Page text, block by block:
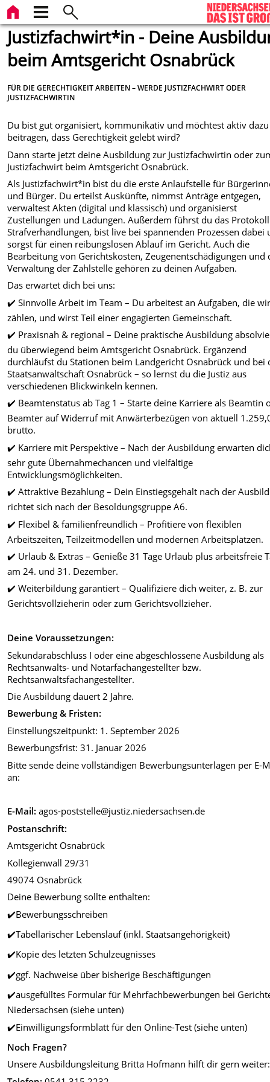
Justizfachwirt*in - Deine
beim Amtsgericht Osnabrück
FÜR DIE GERECHTIGKEIT ARBEITEN – WERDE JUSTIZFACHWIRT ODER
JUSTIZFACHWIRTIN
Du bist gut organisiert, kommunikativ und möchtest aktiv dazu
beitragen, dass Gerechtigkeit gelebt wird?
Dann starte jetzt deine Ausbildung zur Justizfachwirtin oder
Justizfachwirt beim Amtsgericht Osnabrück.
Als Justizfachwirt*in bist du die erste Anlaufstelle für
und Bürger. Du erteilst Auskünfte, nimmst Anträge entgegen,
verwaltest Akten (digital und klassisch) und organisierst
Zustellungen und Ladungen. Außerdem führst du das
Strafverhandlungen, bist live bei spannenden Prozessen dabei
sorgst für einen reibungslosen Ablauf im Gericht. Auch die
Bearbeitung von Gerichtskosten, Zeugenentschädigungen und
Verwaltung der Zahlstelle gehören zu deinen Aufgaben.
Das erwartet dich bei uns:
✔️ Sinnvolle Arbeit im Team – Du arbeitest an Aufgaben, die
zählen, und wirst Teil einer engagierten Gemeinschaft.
✔️ Praxisnah & regional – Deine praktische Ausbildung
du überwiegend beim Amtsgericht Osnabrück. Ergänzend
durchläufst du Stationen beim Landgericht Osnabrück und bei
Staatsanwaltschaft Osnabrück – so lernst du die Justiz aus
verschiedenen Blickwinkeln kennen.
✔️ Beamtenstatus ab Tag 1 – Starte deine Karriere als Beamtin
Beamter auf Widerruf mit Anwärterbezügen von aktuell
brutto.
✔️ Karriere mit Perspektive – Nach der Ausbildung erwarten
sehr gute Übernahmechancen und vielfältige
Entwicklungsmöglichkeiten.
✔️ Attraktive Bezahlung – Dein Einstiegsgehalt nach der
richtet sich nach der Besoldungsgruppe A6.
✔️ Flexibel & familienfreundlich – Profitiere von flexiblen
Arbeitszeiten, Teilzeitmodellen und modernen Arbeitsplätzen.
✔️ Urlaub & Extras – Genieße 31 Tage Urlaub plus arbeitsfreie
am 24. und 31. Dezember.
✔️ Weiterbildung garantiert – Qualifiziere dich weiter, z. B. zur
Gerichtsvollzieherin oder zum Gerichtsvollzieher.
Deine Voraussetzungen:
Sekundarabschluss I oder eine abgeschlossene Ausbildung als
Rechtsanwalts- und Notarfachangestellter bzw.
Rechtsanwaltsfachangestellter.
Die Ausbildung dauert 2 Jahre.
Bewerbung & Fristen:
Einstellungszeitpunkt: 1. September 2026
Bewerbungsfrist: 31. Januar 2026
Bitte sende deine vollständigen Bewerbungsunterlagen per E-
an:
E-Mail: agos-poststelle@justiz.niedersachsen.de
Postanschrift:
Amtsgericht Osnabrück
Kollegienwall 29/31
49074 Osnabrück
Deine Bewerbung sollte enthalten:
✔️Bewerbungsschreiben
✔️Tabellarischer Lebenslauf (inkl. Staatsangehörigkeit)
✔️Kopie des letzten Schulzeugnisses
✔️ggf. Nachweise über bisherige Beschäftigungen
✔️ausgefülltes Formular für Mehrfachbewerbungen bei
Niedersachsen (siehe unten)
✔️Einwilligungsformblatt für den Online-Test (siehe unten)
Noch Fragen?
Unsere Ausbildungsleitung Britta Hofmann hilft dir gern weiter: